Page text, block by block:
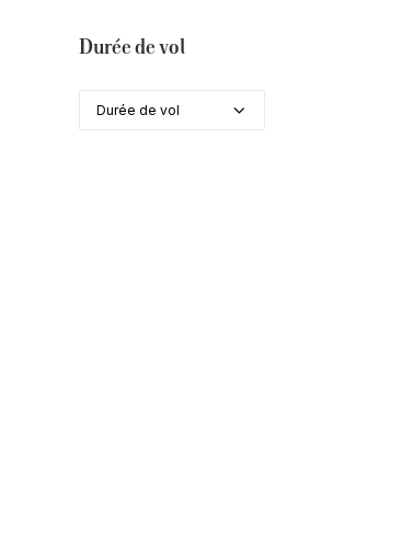
Durée de vol
Durée de vol